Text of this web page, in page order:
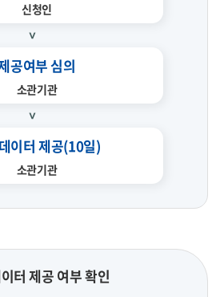
신청인
공여부 심의
소관기관
이터 제공(10일)
소관기관
터 제공 여부 확인